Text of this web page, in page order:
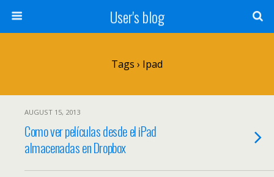
User's blog
Tags › Ipad
AUGUST 15, 2013
Como ver películas desde el iPad
almacenadas en Dropbox